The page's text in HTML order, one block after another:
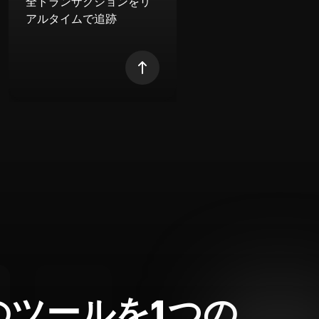
アルタイムで追跡